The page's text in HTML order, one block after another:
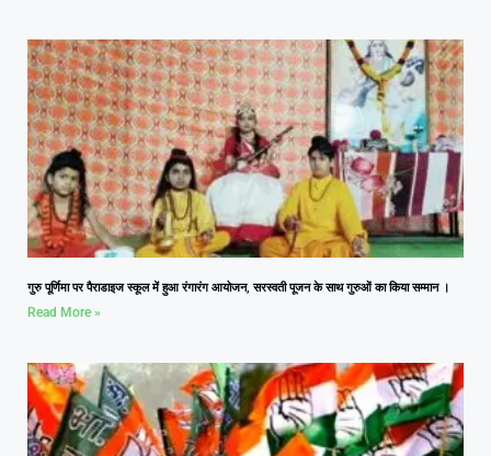
गुरु पूर्णिमा पर पैराडाइज स्कूल में हुआ रंगारंग आयोजन, सरस्वती पूजन के साथ गुरुओं का किया सम्मान ।
Read More »